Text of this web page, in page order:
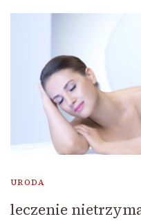
URODA
leczenie